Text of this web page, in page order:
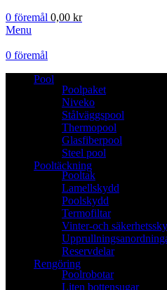
0 föremål 0,00 kr
Menu
0 föremål
Pool
Poolpaket
Niveko
Stålväggspool
Thermopool
Glasfiberpool
Steel pool
Pooltäckning
Pooltak
Lamellskydd
Poolskydd
Termofiltar
Vinter-och
Reservdelar
Rengöring
Poolrobotar
Liten bottensugar